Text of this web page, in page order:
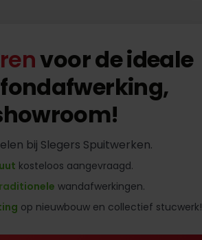
voor de ideale
bij Slegers Spuitwerken.
kosteloos aangevraagd.
wandafwerkingen.
op nieuwbouw en collectief stucwerk!